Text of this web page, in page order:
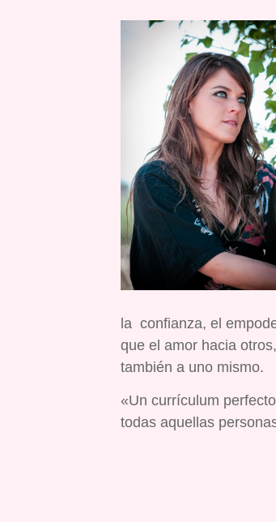
la confianza, el
que el amor hacia
también a uno mismo.
«Un currículum
todas aquellas